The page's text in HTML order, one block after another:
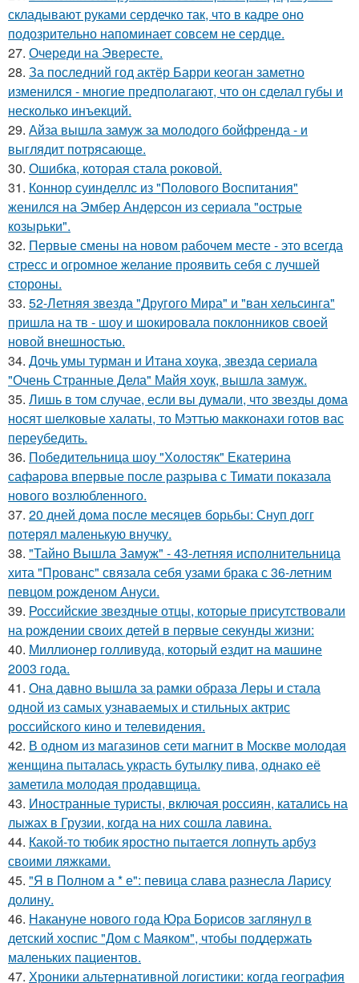
складывают руками сердечко так, что в кадре оно
подозрительно напоминает совсем не сердце.
27. Очереди на Эвересте.
28. За последний год актёр Барри кеоган заметно
изменился - многие предполагают, что он сделал губы и
несколько инъекций.
29. Айза вышла замуж за молодого бойфренда - и
выглядит потрясающе.
30. Ошибка, которая стала роковой.
31. Коннор суинделлс из "Полового Воспитания"
женился на Эмбер Андерсон из сериала "острые
козырьки".
32. Первые смены на новом рабочем месте - это всегда
стресс и огромное желание проявить себя с лучшей
стороны.
33. 52-Летняя звезда "Другого Мира" и "ван хельсинга"
пришла на тв - шоу и шокировала поклонников своей
новой внешностью.
34. Дочь умы турман и Итана хоука, звезда сериала
"Очень Странные Дела" Майя хоук, вышла замуж.
35. Лишь в том случае, если вы думали, что звезды дома
носят шелковые халаты, то Мэттью макконахи готов вас
переубедить.
36. Победительница шоу "Холостяк" Екатерина
сафарова впервые после разрыва с Тимати показала
нового возлюбленного.
37. 20 дней дома после месяцев борьбы: Снуп догг
потерял маленькую внучку.
38. "Тайно Вышла Замуж" - 43-летняя исполнительница
хита "Прованс" связала себя узами брака с 36-летним
певцом рожденом Ануси.
39. Российские звездные отцы, которые присутствовали
на рождении своих детей в первые секунды жизни:
40. Миллионер голливуда, который ездит на машине
2003 года.
41. Она давно вышла за рамки образа Леры и стала
одной из самых узнаваемых и стильных актрис
российского кино и телевидения.
42. В одном из магазинов сети магнит в Москве молодая
женщина пыталась украсть бутылку пива, однако её
заметила молодая продавщица.
43. Иностранные туристы, включая россиян, катались на
лыжах в Грузии, когда на них сошла лавина.
44. Какой-то тюбик яростно пытается лопнуть арбуз
своими ляжками.
45. "Я в Полном а * е": певица слава разнесла Ларису
долину.
46. Накануне нового года Юра Борисов заглянул в
детский хоспис "Дом с Маяком", чтобы поддержать
маленьких пациентов.
47. Хроники альтернативной логистики: когда география